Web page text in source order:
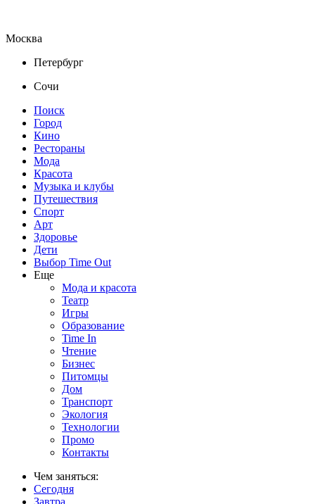
Москва
Петербург
Сочи
Поиск
Город
Кино
Рестораны
Мода
Красота
Музыка и клубы
Путешествия
Спорт
Арт
Здоровье
Дети
Выбор Time Out
Еще
Мода и красота
Театр
Игры
Образование
Time In
Чтение
Бизнес
Питомцы
Дом
Транспорт
Экология
Технологии
Промо
Контакты
Чем заняться:
Сегодня
Завтра